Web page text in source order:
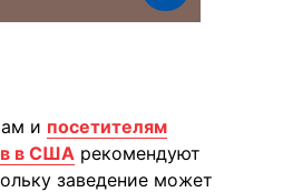
и посетителям
в США рекомендуют
заведение может